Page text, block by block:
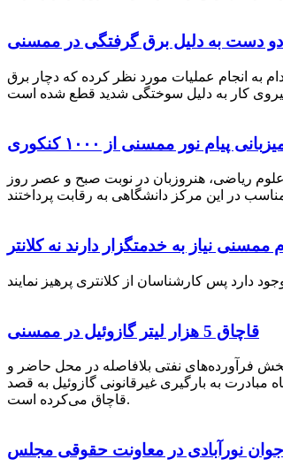
دست به دلیل برق گرفتگی در ممسنی
به انجام عملیات مورد نظر کرده که دچار برق
پیام نور ممسنی از ۱۰۰۰ کنکوری
1000 نفر از داوطلبان در رشته های علوم تجربی، علوم ریاضی، هنروزبان در نوبت صبح و عصر روز
ممسنی نیاز به خدمتگزار دارند نه کلانتر
قاچاق 5 هزار لیتر گازوئیل در ممسنی
فرآورده‌های نفتی بلافاصله در محل حاضر و
مبادرت به بارگیری غیرقانونی گازوئیل به قصد
قاچاق می‌کرده است.
جوان نورآبادی در معاونت حقوقی مجلس